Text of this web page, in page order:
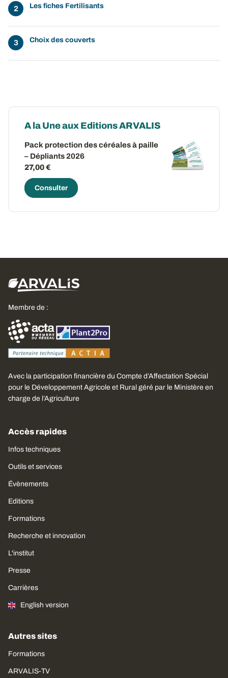
Les fiches Fertilisants
Choix des couverts
A la Une aux Editions ARVALIS
Pack protection des céréales à paille
– Dépliants 2026
27,00 €
Consulter
Membre de :
Avec la participation financière du Compte d’Affectation Spécial
pour le Développement Agricole et Rural géré par le Ministère en
charge de l’Agriculture
Accès rapides
Infos techniques
Outils et services
Évènements
Editions
Formations
Recherche et innovation
L'institut
Presse
Carrières
English version
Autres sites
Formations
ARVALIS-TV